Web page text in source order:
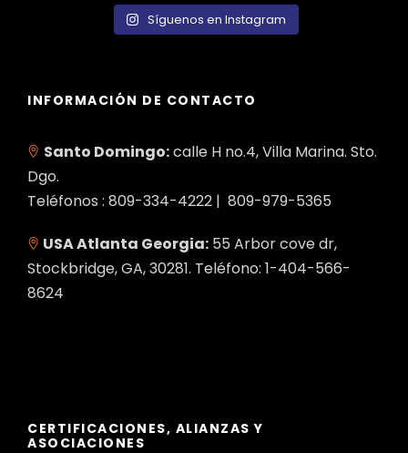
Síguenos en Instagram
INFORMACIÓN DE CONTACTO
Santo Domingo:calle H no.4, Villa Marina. Sto.
Dgo.
Teléfonos : 809-334-4222 | 809-979-5365
USA Atlanta Georgia: 55 Arbor cove dr,
Stockbridge, GA, 30281. Teléfono: 1-404-566-
8624
CERTIFICACIONES, ALIANZAS Y
ASOCIACIONES